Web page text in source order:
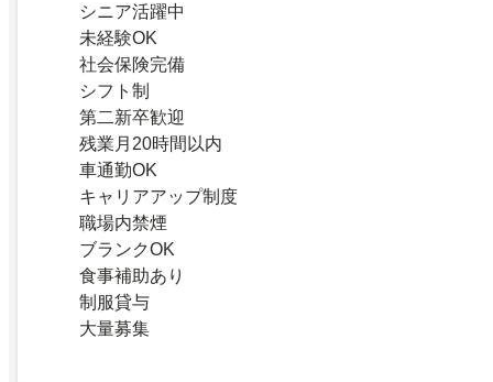
シニア活躍中
未経験OK
社会保険完備
シフト制
第二新卒歓迎
残業月20時間以内
車通勤OK
キャリアアップ制度
職場内禁煙
ブランクOK
食事補助あり
制服貸与
大量募集